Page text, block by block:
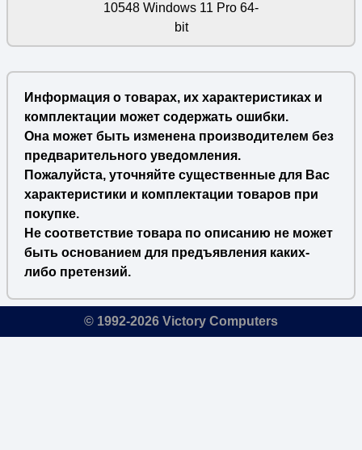
10548 Windows 11 Pro 64-
bit
Информация о товарах, их характеристиках и
комплектации может содержать ошибки.
Она может быть изменена производителем без
предварительного уведомления.
Пожалуйста, уточняйте существенные для Вас
характеристики и комплектации товаров при
покупке.
Не соответствие товара по описанию не может
быть основанием для предъявления каких-
либо претензий.
© 1992-2026 Victory Computers